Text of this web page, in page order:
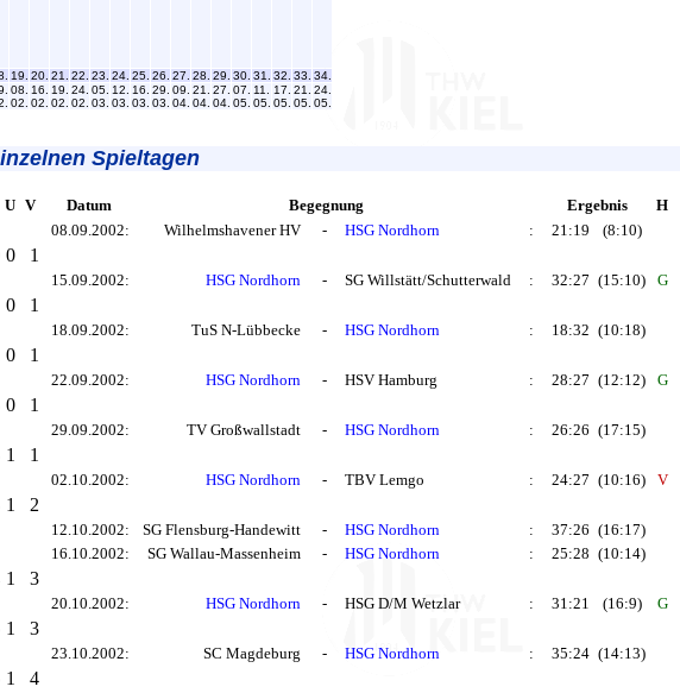
19. 20. 21. 22. 23. 24. 25. 26. 27. 28. 29. 30. 31. 32. 33. 34.
08.
02.
16.
02.
19.
02.
24.
02.
05.
03.
12.
03.
16.
03.
29.
03.
09.
04.
21.
04.
27.
04.
07.
05.
11.
05.
17.
05.
21.
05.
24.
05.
Spieltagen
U V Datum Begegnung Ergebnis H
08.09.2002:
Wilhelmshavener HV - HSG Nordhorn : 21:19 (8:10)
0 1
15.09.2002: HSG Nordhorn - SG Willstätt/Schutterwald : 32:27 (15:10) G
0 1
18.09.2002: TuS N-Lübbecke - HSG Nordhorn : 18:32 (10:18)
0 1
22.09.2002: HSG Nordhorn - HSV Hamburg : 28:27 (12:12) G
0 1
29.09.2002: TV Großwallstadt - HSG Nordhorn : 26:26 (17:15)
1 1
02.10.2002: HSG Nordhorn - TBV Lemgo : 24:27 (10:16) V
1 2
12.10.2002: SG Flensburg-Handewitt - HSG Nordhorn : 37:26 (16:17)
16.10.2002:
SG Wallau-Massenheim - HSG Nordhorn : 25:28 (10:14)
1 3
20.10.2002: HSG Nordhorn - HSG D/M Wetzlar : 31:21 (16:9) G
1 3
23.10.2002: SC Magdeburg - HSG Nordhorn : 35:24 (14:13)
1 4